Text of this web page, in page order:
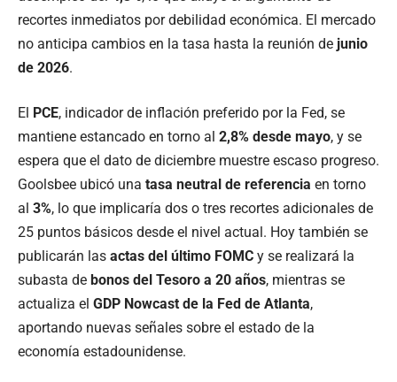
recortes inmediatos por debilidad económica. El mercado
no anticipa cambios en la tasa hasta la reunión de junio
de 2026.
El PCE, indicador de inflación preferido por la Fed, se
mantiene estancado en torno al 2,8% desde mayo, y se
espera que el dato de diciembre muestre escaso progreso.
Goolsbee ubicó una tasa neutral de referencia en torno
al 3%, lo que implicaría dos o tres recortes adicionales de
25 puntos básicos desde el nivel actual. Hoy también se
publicarán las actas del último FOMC y se realizará la
subasta de bonos del Tesoro a 20 años, mientras se
actualiza el GDP Nowcast de la Fed de Atlanta,
aportando nuevas señales sobre el estado de la
economía estadounidense.